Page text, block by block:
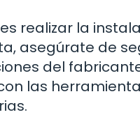
realizar la
asegúrate de
del
las